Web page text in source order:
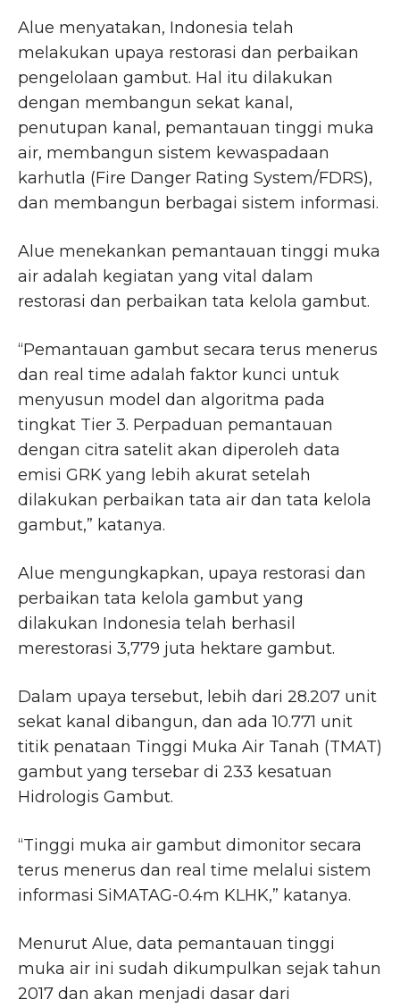
Alue menyatakan, Indonesia telah
melakukan upaya restorasi dan perbaikan
pengelolaan gambut. Hal itu dilakukan
dengan membangun sekat kanal,
penutupan kanal, pemantauan tinggi muka
air, membangun sistem kewaspadaan
karhutla (Fire Danger Rating System/FDRS),
dan membangun berbagai sistem informasi.
Alue menekankan pemantauan tinggi muka
air adalah kegiatan yang vital dalam
restorasi dan perbaikan tata kelola gambut.
“Pemantauan gambut secara terus menerus
dan real time adalah faktor kunci untuk
menyusun model dan algoritma pada
tingkat Tier 3. Perpaduan pemantauan
dengan citra satelit akan diperoleh data
emisi GRK yang lebih akurat setelah
dilakukan perbaikan tata air dan tata kelola
gambut,” katanya.
Alue mengungkapkan, upaya restorasi dan
perbaikan tata kelola gambut yang
dilakukan Indonesia telah berhasil
merestorasi 3,779 juta hektare gambut.
Dalam upaya tersebut, lebih dari 28.207 unit
sekat kanal dibangun, dan ada 10.771 unit
titik penataan Tinggi Muka Air Tanah (TMAT)
gambut yang tersebar di 233 kesatuan
Hidrologis Gambut.
“Tinggi muka air gambut dimonitor secara
terus menerus dan real time melalui sistem
informasi SiMATAG-0.4m KLHK,” katanya.
Menurut Alue, data pemantauan tinggi
muka air ini sudah dikumpulkan sejak tahun
2017 dan akan menjadi dasar dari